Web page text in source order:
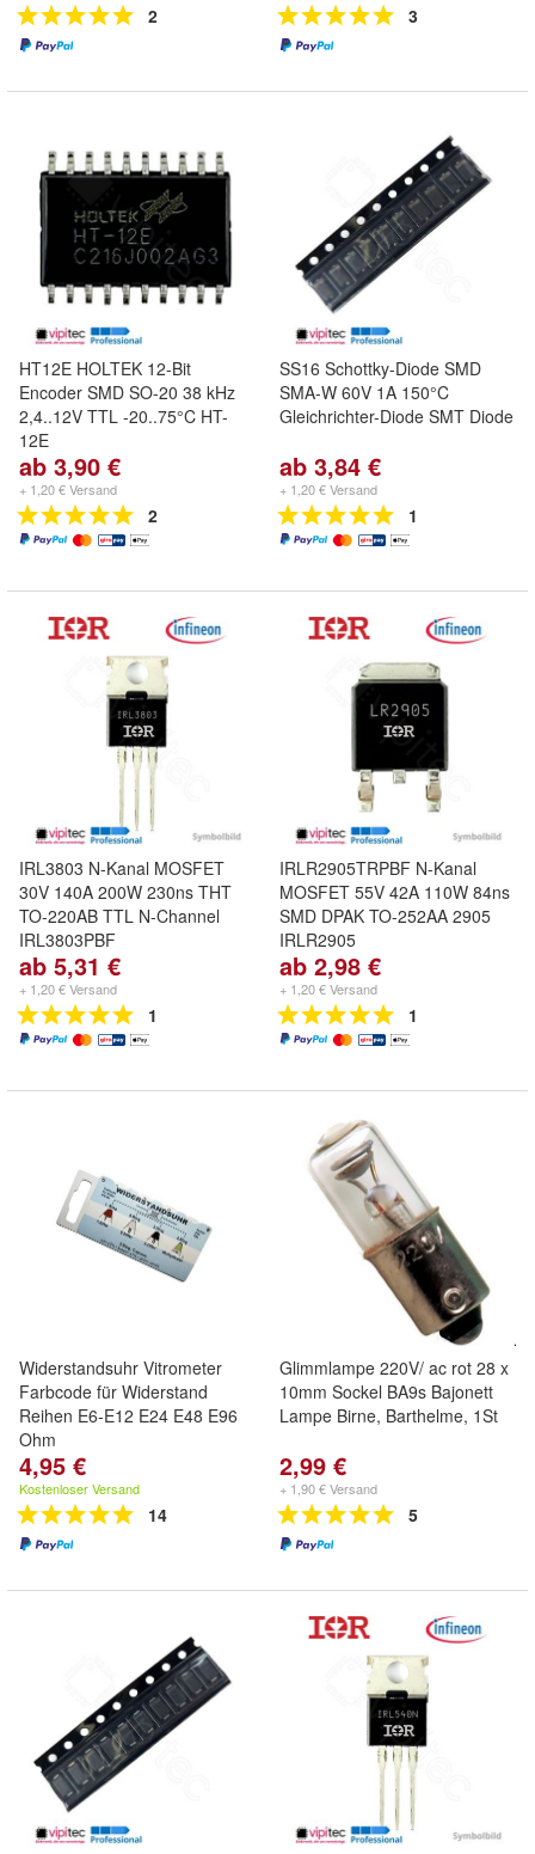
2 3
HT12E HOLTEK 12-Bit
Encoder SMD SO-20 38 kHz
2,4..12V TTL -20..75°C HT-
12E
ab 3,90 €
+ 1,20 € Versand
2
SS16 Schottky-Diode SMD
SMA-W 60V 1A 150°C
Gleichrichter-Diode SMT Diode
ab 3,84 €
+ 1,20 € Versand
1
IRL3803 N-Kanal MOSFET
30V 140A 200W 230ns THT
TO-220AB TTL N-Channel
IRL3803PBF
ab 5,31 €
+ 1,20 € Versand
1
IRLR2905TRPBF N-Kanal
MOSFET 55V 42A 110W 84ns
SMD DPAK TO-252AA 2905
IRLR2905
ab 2,98 €
+ 1,20 € Versand
1
Widerstandsuhr Vitrometer
Farbcode für Widerstand
Reihen E6-E12 E24 E48 E96
Ohm
4,95 €
Kostenloser Versand
14
Glimmlampe 220V/ ac rot 28 x
10mm Sockel BA9s Bajonett
Lampe Birne, Barthelme, 1St
2,99 €
+ 1,90 € Versand
5